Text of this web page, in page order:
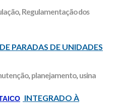
, Regulamentação dos
PARADAS DE UNIDADES
, planejamento, usina
INTEGRADO À